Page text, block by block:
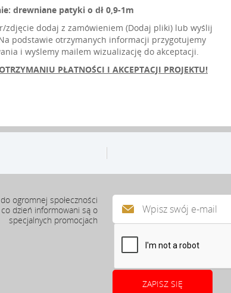
drewniane patyki o dł 0,9-1m
zdjęcie dodaj z zamówieniem (Dodaj pliki) lub wyślij
podstawie otrzymanych informacji przygotujemy
i wyślemy mailem wizualizację do akceptacji.
PŁATNOŚCI I AKCEPTACJI PROJEKTU!
do ogromnej społeczności
dzień informowani są o
specjalnych promocjach